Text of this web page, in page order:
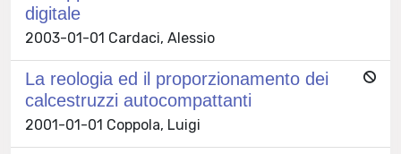
digitale
2003-01-01 Cardaci, Alessio
La reologia ed il proporzionamento dei
calcestruzzi autocompattanti
2001-01-01 Coppola, Luigi